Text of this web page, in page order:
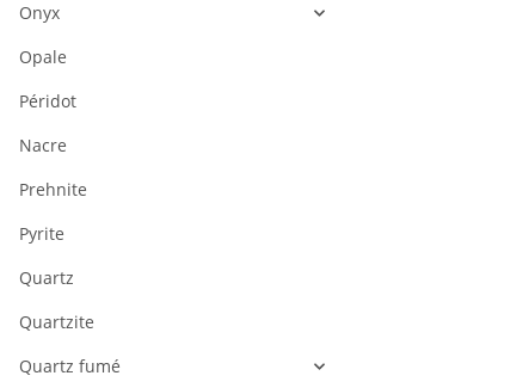
Onyx
Opale
Péridot
Nacre
Prehnite
Pyrite
Quartz
Quartzite
Quartz fumé